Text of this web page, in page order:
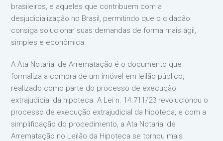
brasileiros, e aqueles que contribuem com a
desjudicialização no Brasil, permitindo que o cidadão
consiga solucionar suas demandas de forma mais ágil,
simples e econômica.
A Ata Notarial de Arrematação é o documento que
formaliza a compra de um imóvel em leilão público,
realizado como parte do processo de execução
extrajudicial da hipoteca. A Lei n. 14.711/23 revolucionou o
processo de execução extrajudicial da hipoteca, e com a
simplificação do procedimento, a Ata Notarial de
Arrematação no Leilão da Hipoteca se tornou mais